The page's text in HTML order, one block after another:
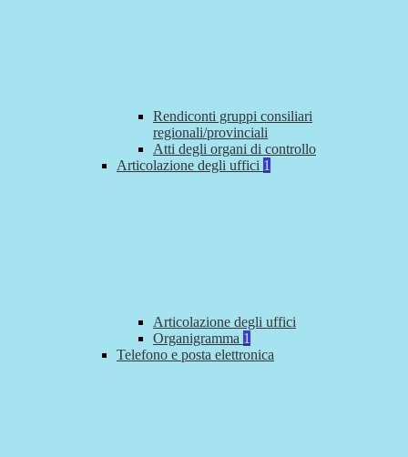
Rendiconti gruppi consiliari
regionali/provinciali
Atti degli organi di controllo
Articolazione degli uffici 1
Articolazione degli uffici
Organigramma 1
Telefono e posta elettronica